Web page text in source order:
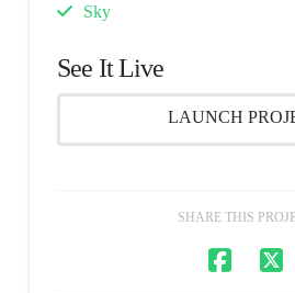
Sky
See It Live
LAUNCH
SHARE THIS